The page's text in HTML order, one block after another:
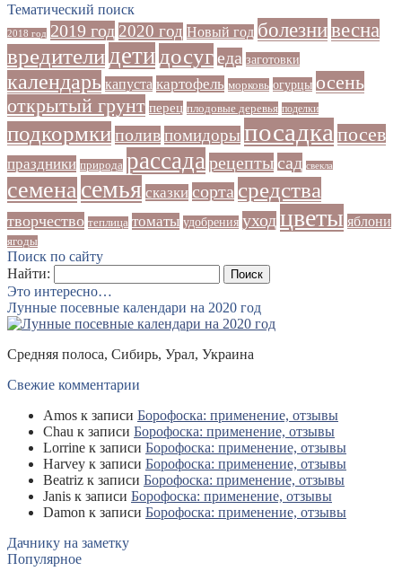
Тематический поиск
2018 год 2019 год 2020 год Новый год болезнивесна
вредители дети досугеда заготовки
календарь капуста картофель морковь огурцы осень
открытый грунт перец плодовые деревья поделки
подкормкиполивпомидоры посадка посев
праздники природа рассада рецептысад свекла
семена семья сказки сорта средства
творчество теплица томаты удобрения уходцветы яблони
ягоды
Поиск по сайту
Найти:
Это интересно…
Лунные посевные календари на 2020 год
Средняя полоса, Сибирь, Урал, Украина
Свежие комментарии
Amos к записи Борофоска: применение, отзывы
Chau к записи Борофоска: применение, отзывы
Lorrine к записи Борофоска: применение, отзывы
Harvey к записи Борофоска: применение, отзывы
Beatriz к записи Борофоска: применение, отзывы
Janis к записи Борофоска: применение, отзывы
Damon к записи Борофоска: применение, отзывы
Дачнику на заметку
Популярное